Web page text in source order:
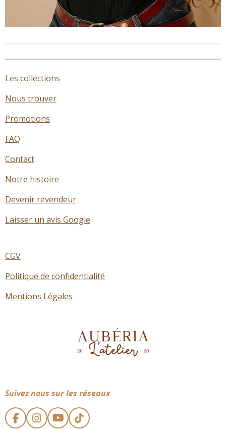
Les collections
Nous trouver
Promotions
FAQ
Contact
Notre histoire
Devenir revendeur
Laisser un avis Google
CGV
Politique de confidentialité
Mentions Légales
Suivez nous sur les réseaux
F
I
Y
T